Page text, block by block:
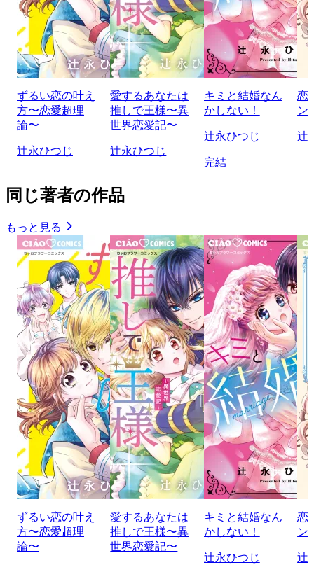
ずるい恋の叶え
方〜恋愛超理
論〜
辻永ひつじ
愛するあなたは
推しで王様〜異
世界恋愛記〜
辻永ひつじ
キミと結婚なん
かしない！
辻永ひつじ
完結
恋
ン
辻
同じ著者の作品
もっと見る
ずるい恋の叶え
方〜恋愛超理
論〜
愛するあなたは
推しで王様〜異
世界恋愛記〜
キミと結婚なん
かしない！
辻永ひつじ
恋
ン
辻